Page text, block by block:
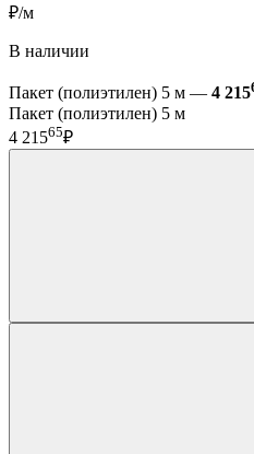
₽/м
В наличии
Пакет (полиэтилен) 5 м — 4 215
Пакет (полиэтилен) 5 м
4 21565₽